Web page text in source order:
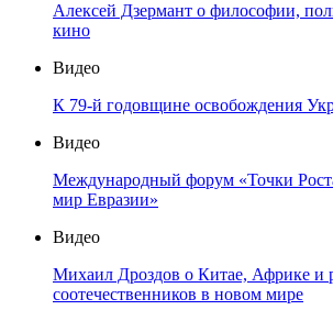
Алексей Дзермант о философии,
кино
Видео
К 79-й годовщине освобождения
Видео
Международный форум «Точки
мир Евразии»
Видео
Михаил Дроздов о Китае, Африке и
соотечественников в новом мире